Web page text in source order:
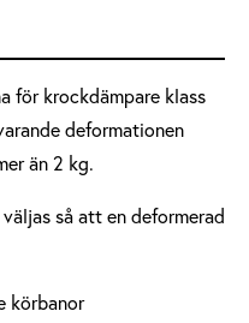
för krockdämpare klass
deformationen
än 2 kg.
så att en deformerad
körbanor